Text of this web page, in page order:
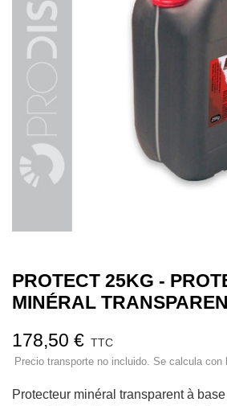
PROTECT 25KG -
MINÉRAL
178,50 € TTC
Precio transporte no incluido. Se calcula
Protecteur minéral transparent à